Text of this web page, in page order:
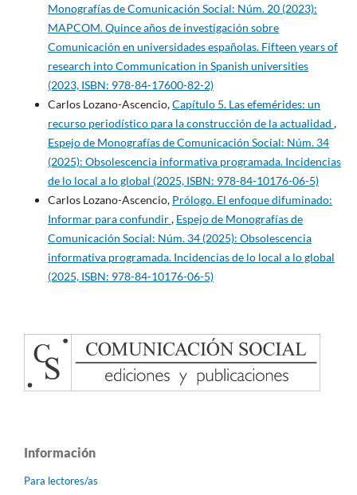
Monografías de Comunicación Social: Núm. 20 (2023):
MAPCOM. Quince años de investigación sobre
Comunicación en universidades españolas. Fifteen years of
research into Communication in Spanish universities
(2023, ISBN: 978-84-17600-82-2)
Carlos Lozano-Ascencio,Capítulo 5. Las efemérides: un
recurso periodístico para la construcción de la actualidad ,
Espejo de Monografías de Comunicación Social: Núm. 34
(2025): Obsolescencia informativa programada. Incidencias
de lo local a lo global (2025, ISBN: 978-84-10176-06-5)
Carlos Lozano-Ascencio, Prólogo. El enfoque difuminado:
Informar para confundir, Espejo de Monografías de
Comunicación Social: Núm. 34 (2025): Obsolescencia
informativa programada. Incidencias de lo local a lo global
(2025, ISBN: 978-84-10176-06-5)
Información
Para lectores/as